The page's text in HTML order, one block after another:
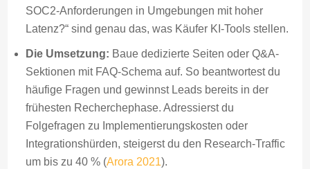
SOC2-Anforderungen in Umgebungen mit hoher
Latenz?“ sind genau das, was Käufer KI-Tools stellen.
Die Umsetzung: Baue dedizierte Seiten oder Q&A-
Sektionen mit FAQ-Schema auf. So beantwortest du
häufige Fragen und gewinnst Leads bereits in der
frühesten Recherchephase. Adressierst du
Folgefragen zu Implementierungskosten oder
Integrationshürden, steigerst du den Research-Traffic
um bis zu 40 % (Arora 2021).